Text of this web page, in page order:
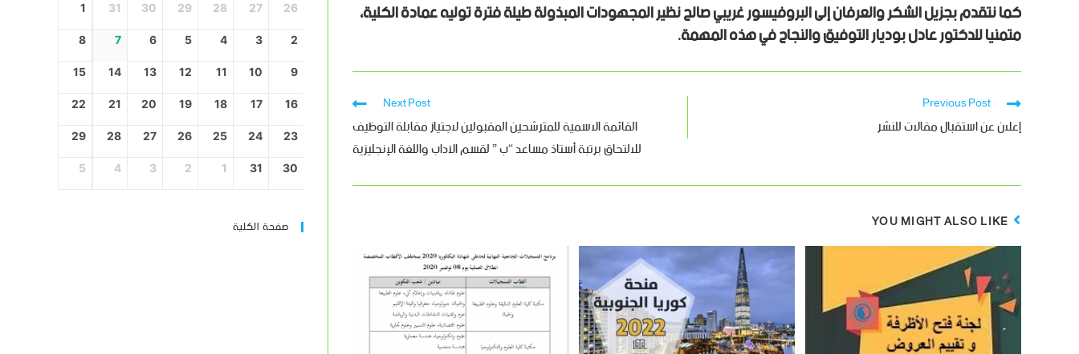
كما نتقدم بجزيل الشكر والعرفان إلى البروفيسور غريبي صالح نظير المجهودات المبذولة طيلة فترة توليه عمادة الكلية،
متمنيا للدكتور عادل بوديار التوفيق والنجاح في هذه المهمة.
Previous Post
إعلان عن استقبال مقالات للنشر
Next Post
القائمة الاسمية للمترشحين المقبولين لاجتياز مقابلة التوظيف
للالتحاق برتبة أستاذ مساعد “ب ” لقسم الآداب واللغة الإنجليزية
YOU MIGHT ALSO LIKE
26
27
28
29
30
31
1
2
3
4
5
6
7
8
9
10
11
12
13
14
15
16
17
18
19
20
21
22
23
24
25
26
27
28
29
30
31
1
2
3
4
5
صفحة الكلية